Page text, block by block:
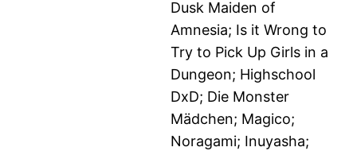
Dusk Maiden of
Amnesia; Is it Wrong to
Try to Pick Up Girls in a
Dungeon; Highschool
DxD; Die Monster
Mädchen; Magico;
Noragami; Inuyasha;